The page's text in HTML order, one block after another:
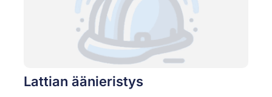
Lattian äänieristys